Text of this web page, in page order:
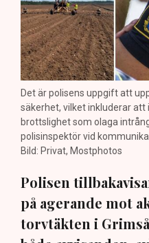
Det är polisens uppgift att
säkerhet, vilket inkluderar
brottslighet som olaga
polisinspektör vid
Bild: Privat, Mostphotos
Polisen
på agerande mot
torvtäkten i